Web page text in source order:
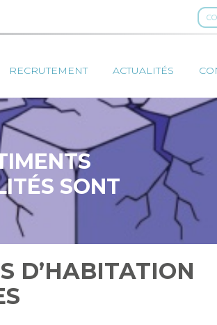
RECRUTEMENT ACTUALITÉS
SONT
D’HABITATION